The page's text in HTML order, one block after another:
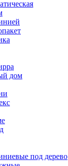
дом
под дерево